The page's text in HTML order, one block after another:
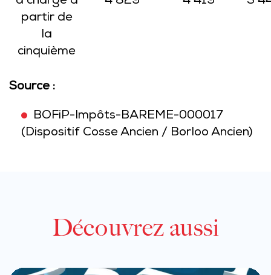
partir de
la
cinquième
Source :
BOFiP-Impôts-BAREME-000017
(Dispositif Cosse Ancien / Borloo Ancien)
Découvrez aussi